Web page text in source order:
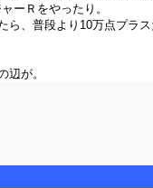
ーＲをやったり。
ら、普段より10万点プラ
辺が。